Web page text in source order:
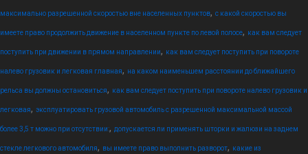
максимально разрешенной скоростью вне населенных пунктов, с какой скоростью вы
имеете право продолжить движение в населенном пункте по левой полосе, как вам следует
поступить при движении в прямом направлении, как вам следует поступить при повороте
налево грузовик и легковая главная, на каком наименьшем расстоянии до ближайшего
рельса вы должны остановиться, как вам следует поступить при повороте налево грузовик и
легковая, эксплуатировать грузовой автомобиль с разрешенной максимальной массой
более 3,5 т можно при отсутствии:, допускается ли применять шторки и жалюзи на заднем
стекле легкового автомобиля, вы имеете право выполнить разворот, какие из